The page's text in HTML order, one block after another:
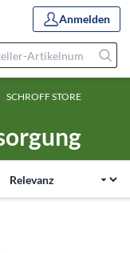
Anmelden
SCHROFF STORE